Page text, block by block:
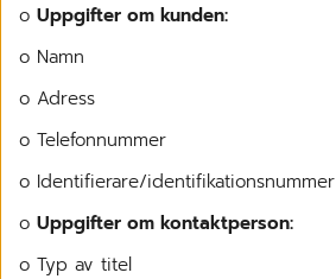
o Uppgifter om kunden:
o Namn
o Adress
o Telefonnummer
o Identifierare/identifikationsnummer
o Uppgifter om kontaktperson:
o Typ av titel